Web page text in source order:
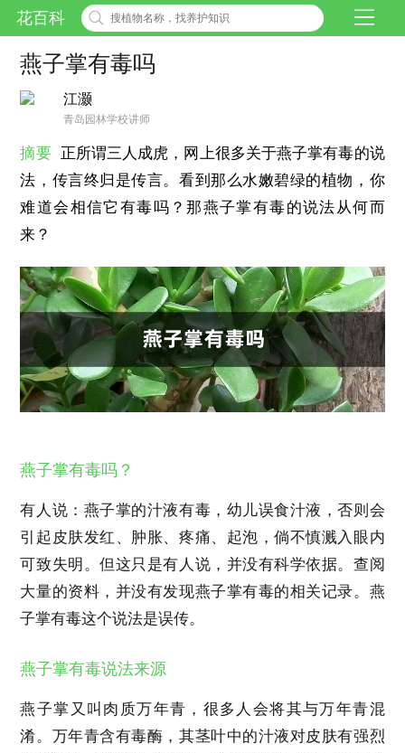
花百科
燕子掌有毒吗
江灏
青岛园林学校讲师
摘要 正所谓三人成虎，网上很多关于燕子掌有毒的说
法，传言终归是传言。看到那么水嫩碧绿的植物，你
难道会相信它有毒吗？那燕子掌有毒的说法从何而
来？
燕子掌有毒吗？
有人说：燕子掌的汁液有毒，幼儿误食汁液，否则会
引起皮肤发红、肿胀、疼痛、起泡，倘不慎溅入眼内
可致失明。但这只是有人说，并没有科学依据。查阅
大量的资料，并没有发现燕子掌有毒的相关记录。燕
子掌有毒这个说法是误传。
燕子掌有毒说法来源
燕子掌又叫肉质万年青，很多人会将其与万年青混
淆。万年青含有毒酶，其茎叶中的汁液对皮肤有强烈